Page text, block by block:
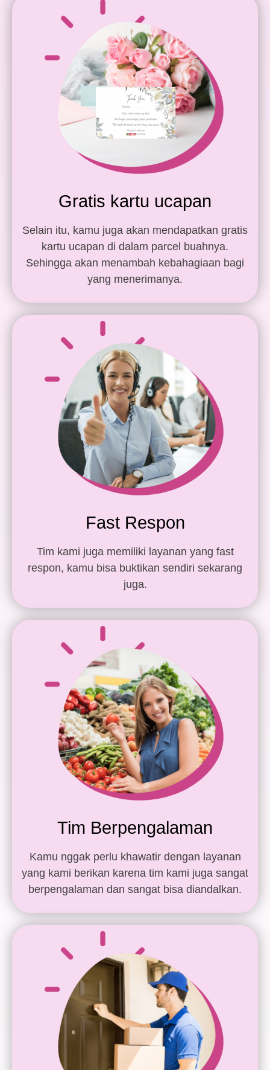
Gratis kartu ucapan
Selain itu, kamu juga akan mendapatkan gratis
kartu ucapan di dalam parcel buahnya.
Sehingga akan menambah kebahagiaan bagi
yang menerimanya.
Fast Respon
Tim kami juga memiliki layanan yang fast
respon, kamu bisa buktikan sendiri sekarang
juga.
Tim Berpengalaman
Kamu nggak perlu khawatir dengan layanan
yang kami berikan karena tim kami juga sangat
berpengalaman dan sangat bisa diandalkan.